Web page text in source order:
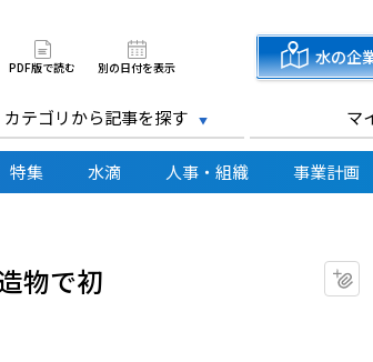
PDF版で読む 別の日付を表示 水の企
カテゴリから記事を探す マ
特集 水滴 人事・組織 事業計画
物で初